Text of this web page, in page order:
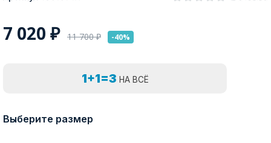
7 020 ₽ 11 700₽ -40%
1+1=3 НА ВСЁ
Выберите размер